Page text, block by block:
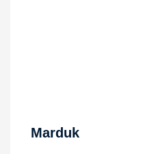
Marduk